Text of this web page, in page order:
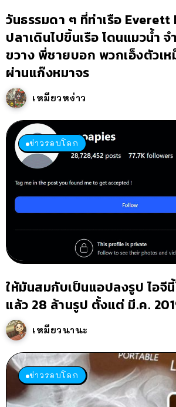
วันธรรมดา ๆ ที่ท่าเรือ
ปลาเดินไปขึ้นเรือ โดนแมวน้ำ
ขวาง พี่ชายบอก พวกเอ็งตัวเห
ผ่านแก๊งหมาจร
เหมียวหง่าว
ข่าวรอบโลก
ให้มันสมกับเป็นแอปลงรูป ไอจี
แล้ว 28 ล้านรูป ตั้งแต่ มี.ค.
เหมียวนานะ
ข่าวรอบโลก